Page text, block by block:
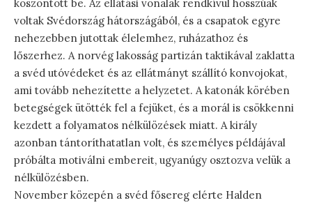
köszöntött be. Az ellátási vonalak rendkívül hosszúak
voltak Svédország hátországából, és a csapatok egyre
nehezebben jutottak élelemhez, ruházathoz és
lőszerhez. A norvég lakosság partizán taktikával zaklatta
a svéd utóvédeket és az ellátmányt szállító konvojokat,
ami tovább nehezítette a helyzetet. A katonák körében
betegségek ütötték fel a fejüket, és a morál is csökkenni
kezdett a folyamatos nélkülözések miatt. A király
azonban tántoríthatatlan volt, és személyes példájával
próbálta motiválni embereit, ugyanúgy osztozva velük a
nélkülözésben.
November közepén a svéd fősereg elérte Halden